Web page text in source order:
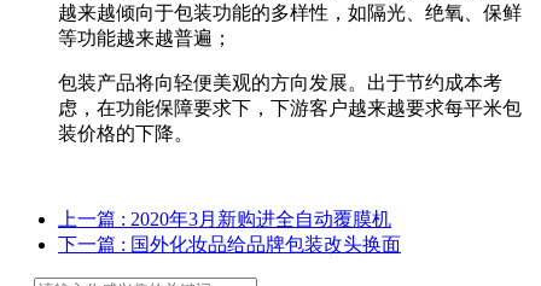
越来越倾向于包装功能的多样性，如隔光、绝氧、保鲜
等功能越来越普遍；
包装产品将向轻便美观的方向发展。出于节约成本考
虑，在功能保障要求下，下游客户越来越要求每平米包
装价格的下降。
上一篇 : 2020年3月新购进全自动覆膜机
下一篇 : 国外化妆品给品牌包装改头换面